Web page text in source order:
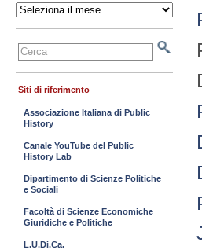
Archivi
Siti di riferimento
Associazione Italiana di Public
History
Canale YouTube del Public
History Lab
Dipartimento di Scienze Politiche
e Sociali
Facoltà di Scienze Economiche
Giuridiche e Politiche
L.U.Di.Ca.